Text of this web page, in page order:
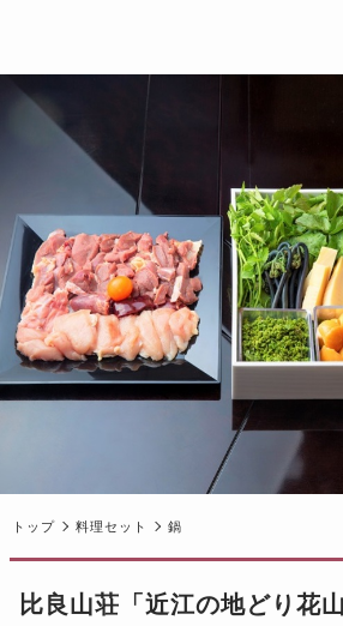
トップ 料理セット 鍋
比良山荘「近江の地どり花